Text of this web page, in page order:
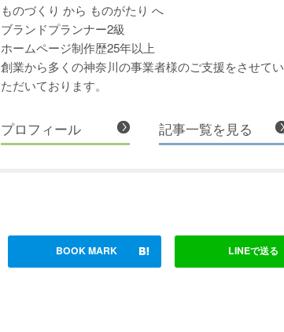
ものづくり から ものがたり へ
ブランドプランナー2級
ホームページ制作歴25年以上
創業から多くの神奈川の事業者様のご支援をさせてい
ただいております。
プロフィール 記事一覧を見る